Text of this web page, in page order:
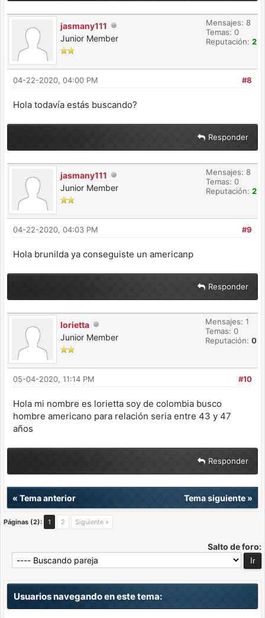
jasmany111
Junior Member
Mensajes: 8
Temas: 0
Reputación: 2
#8
04-22-2020, 04:00 PM
Hola todavía estás buscando?
Responder
jasmany111
Junior Member
Mensajes: 8
Temas: 0
Reputación: 2
#9
04-22-2020, 04:03 PM
Hola brunilda ya conseguiste un americanp
Responder
lorietta
Junior Member
Mensajes: 1
Temas: 0
Reputación: 0
#10
05-04-2020, 11:14 PM
Hola mi nombre es lorietta soy de colombia busco
hombre americano para relación seria entre 43 y 47
años
Responder
« Tema anterior Tema siguiente»
Páginas (2): 1 2 Siguiente »
Salto de foro:
Usuarios navegando en este tema: